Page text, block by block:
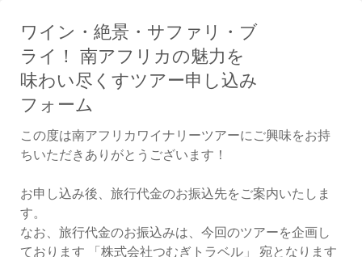
ワイン・絶景・サファリ・ブ
ライ！ 南アフリカの魅力を
味わい尽くすツアー申し込み
フォーム
この度は南アフリカワイナリーツアーにご興味をお持
ちいただきありがとうございます！
お申し込み後、旅行代金のお振込先をご案内いたしま
す。
なお、旅行代金のお振込みは、今回のツアーを企画し
ております 「株式会社つむぎトラベル」 宛となります